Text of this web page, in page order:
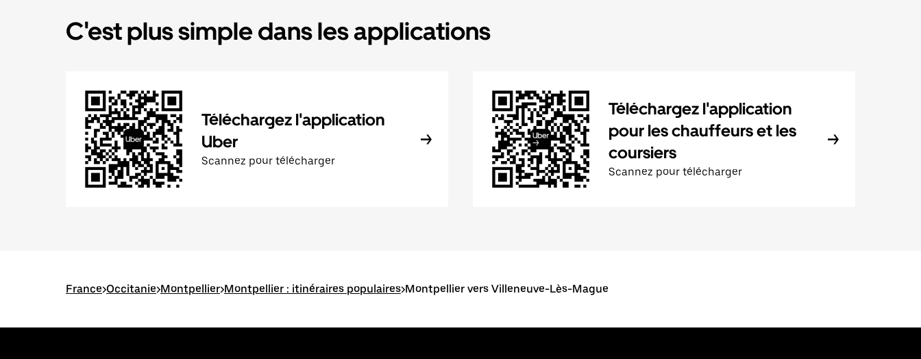
C'est plus simple dans les applications
Téléchargez l'application
Uber
Scannez pour télécharger
Téléchargez l'application
pour les chauffeurs et les
coursiers
Scannez pour télécharger
France>Occitanie>Montpellier>Montpellier : itinéraires populaires>Montpellier vers Villeneuve-Lès-Mague